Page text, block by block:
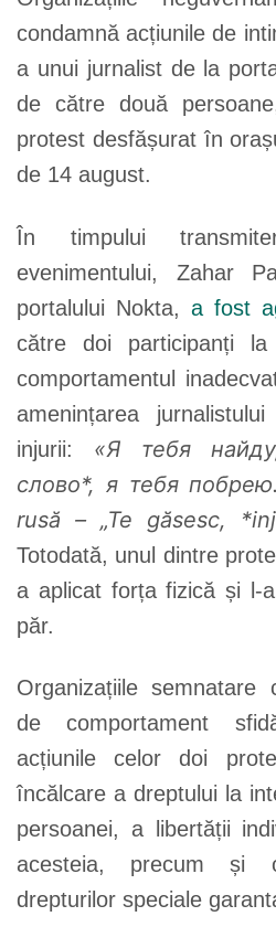
condamnă acțiunile de
a unui jurnalist de la
de către două
protest desfășurat în
de 14 august.
În timpului
evenimentului, Zahar
portalului Nokta, a fost
către doi participanți
comportamentul
amenințarea
injurii: «Я тебя
слово*, я тебя
rusă – „Te găsesc,
Totodată, unul dintre
a aplicat forța fizică și l-
păr.
Organizațiile semnatare
de comportament
acțiunile celor doi
încălcare a dreptului la
persoanei, a libertății
acesteia, precum și
drepturilor speciale